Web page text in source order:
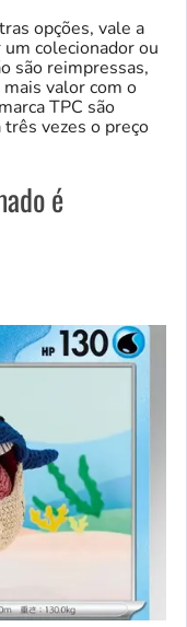
opções, vale a
colecionador ou
são reimpressas,
valor com o
TPC são
vezes o preço
é